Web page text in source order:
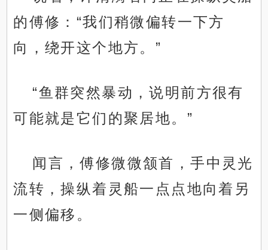
的傅修：“我们稍微偏转一下方
向，绕开这个地方。”
“鱼群突然暴动，说明前方很有
可能就是它们的聚居地。”
闻言，傅修微微颔首，手中灵光
流转，操纵着灵船一点点地向着另
一侧偏移。